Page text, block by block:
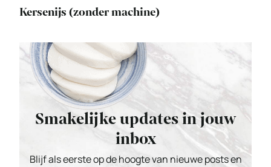
Kersenijs (zonder machine)
Smakelijke updates in jouw
inbox
Blijf als eerste op de hoogte van nieuwe posts en